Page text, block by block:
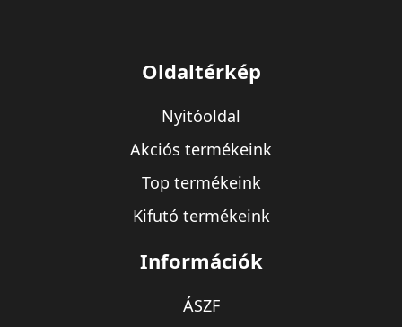
Oldaltérkép
Nyitóoldal
Akciós termékeink
Top termékeink
Kifutó termékeink
Információk
ÁSZF